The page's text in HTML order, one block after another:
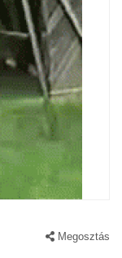
Megosztás